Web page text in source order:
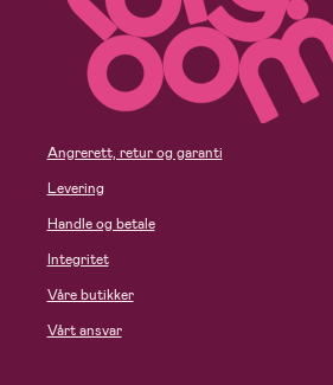
Angrerett, retur og garanti
Levering
Handle og betale
Integritet
Våre butikker
Vårt ansvar